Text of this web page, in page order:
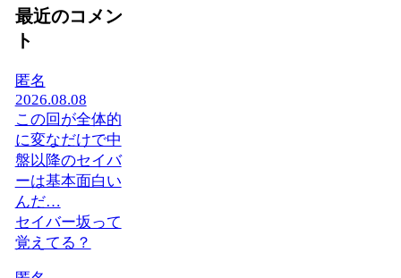
ゴ
リ
ー
最近のコメン
ト
匿名
2026.08.08
この回が全体的
に変なだけで中
盤以降のセイバ
ーは基本面白い
んだ…
セイバー坂って
覚えてる？